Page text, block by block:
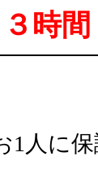
時間
人に